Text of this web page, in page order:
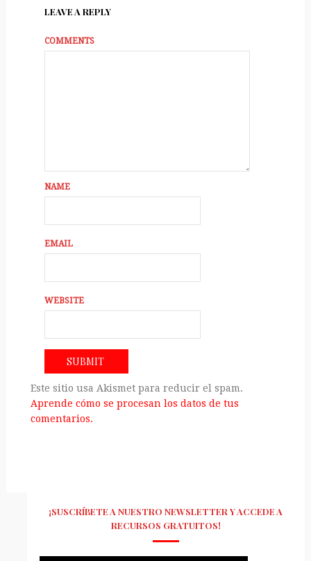
LEAVE A REPLY
COMMENTS
NAME
EMAIL
WEBSITE
Este sitio usa Akismet para reducir el spam.
Aprende cómo se procesan los datos de tus
comentarios.
¡SUSCRÍBETE A NUESTRO NEWSLETTER Y ACCEDE A
RECURSOS GRATUITOS!